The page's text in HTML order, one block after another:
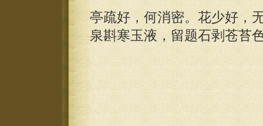
亭疏好，何消密。花少好，
泉斟寒玉液，留题石剥苍苔